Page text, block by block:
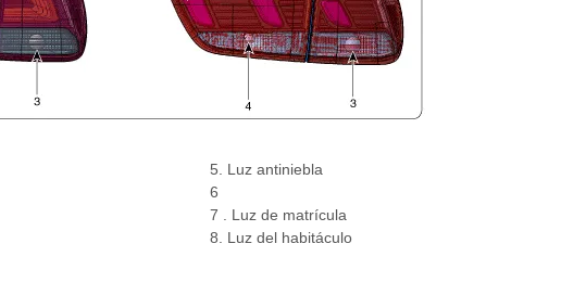
5. Luz antiniebla
6
7 . Luz de matrícula
8. Luz del habitáculo